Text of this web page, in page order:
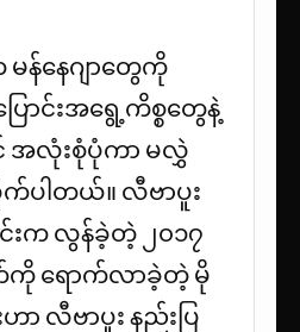
မန်နေဂျာတွေကို
ောင်းအရွေ့ကိစ္စတွေနဲ့
လုံးစုံပုံကာ မလွှဲ
ါတယ်။ လီဗာပူး
းက လွန်ခဲ့တဲ့ ၂၀၁၇
ရောက်လာခဲ့တဲ့ မို
လီဗာပူး နည်းပြ